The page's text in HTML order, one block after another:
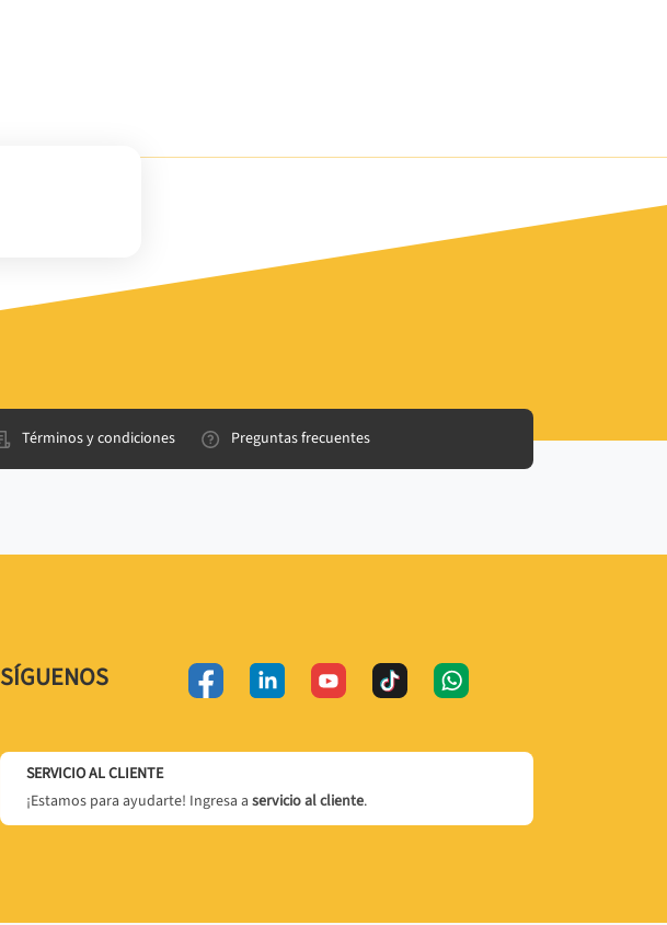
Términos y condiciones Preguntas frecuentes
SÍGUENOS
SERVICIO AL CLIENTE
¡Estamos para ayudarte! Ingresa a servicio al cliente.